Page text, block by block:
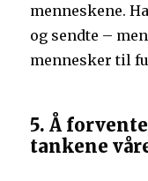
menneskene.
og sendte –
mennesker til
5. Å
tankene